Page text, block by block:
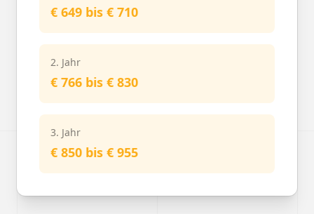
€ 649 bis € 710
2. Jahr
€ 766 bis € 830
3. Jahr
€ 850 bis € 955